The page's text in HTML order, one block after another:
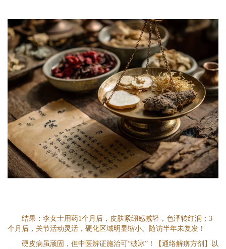
结果：李女士用药1个月后，皮肤紧绷感减轻，色泽转红润；3
个月后，关节活动灵活，硬化区域明显缩小。随访半年未复发！
硬皮病虽顽固，但中医辨证施治可“破冰”！【通络解痹方剂】以